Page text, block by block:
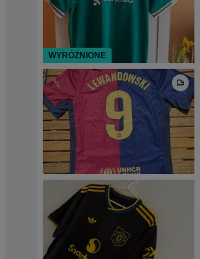
WYRÓŻNIONE